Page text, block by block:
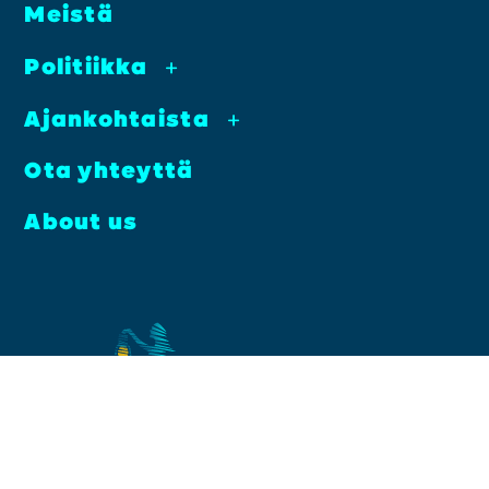
Meis­tä
Poli­tiik­ka
+
Ajan­koh­tais­ta +
Ota yhteyt­tä
About us